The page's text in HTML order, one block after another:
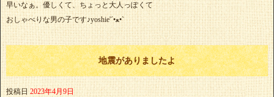
早いなぁ。優しくて、ちょっと大人っぽくて
おしゃべりな男の子です♪yoshie'‎´•ﻌ•`
地震がありましたよ
投稿日 2023年4月9日